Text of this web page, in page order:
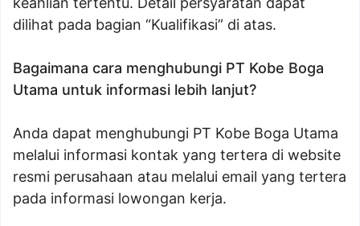
dilihat pada bagian “Kualifikasi” di atas.
Bagaimana cara menghubungi PT Kobe Boga
Utama untuk informasi lebih lanjut?
Anda dapat menghubungi PT Kobe Boga Utama
melalui informasi kontak yang tertera di website
resmi perusahaan atau melalui email yang tertera
pada informasi lowongan kerja.